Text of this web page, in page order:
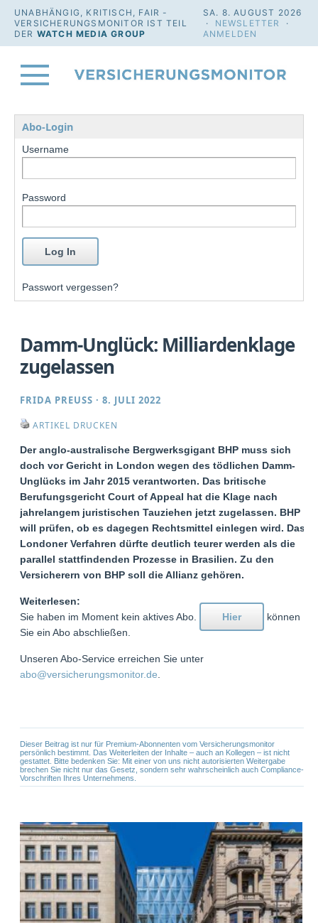
UNABHÄNGIG, KRITISCH, FAIR -
VERSICHERUNGSMONITOR IST TEIL
DER WATCH MEDIA GROUP
SA. 8. AUGUST 2026
· NEWSLETTER
·
ANMELDEN
Abo-Login
Username
Password
Passwort vergessen?
Damm-Unglück: Milliardenklage
zugelassen
FRIDA PREUSS ·8. JULI 2022
ARTIKEL DRUCKEN
Der anglo-australische Bergwerksgigant BHP muss sich
doch vor Gericht in London wegen des tödlichen Damm-
Unglücks im Jahr 2015 verantworten. Das britische
Berufungsgericht Court of Appeal hat die Klage nach
jahrelangem juristischen Tauziehen jetzt zugelassen. BHP
will prüfen, ob es dagegen Rechtsmittel einlegen wird. Das
Londoner Verfahren dürfte deutlich teurer werden als die
parallel stattfindenden Prozesse in Brasilien. Zu den
Versicherern von BHP soll die Allianz gehören.
Weiterlesen:
Sie haben im Moment kein aktives Abo.
Hier
können
Sie ein Abo abschließen.
Unseren Abo-Service erreichen Sie unter
abo@versicherungsmonitor.de
Dieser Beitrag ist nur für Premium-Abonnenten vom Versicherungsmonitor
persönlich bestimmt. Das Weiterleiten der Inhalte – auch an Kollegen – ist nicht
gestattet. Bitte bedenken Sie: Mit einer von uns nicht autorisierten Weitergabe
brechen Sie nicht nur das Gesetz, sondern sehr wahrscheinlich auch Compliance-
Vorschriften Ihres Unternehmens.